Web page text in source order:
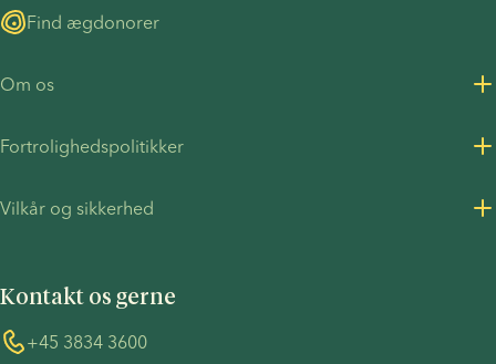
Kontakt os gerne
+45 3834 3600
Find ægdonorer
Om os
Pressemeddelelser
Information vedrørende TP53-sagen
Fortrolighedspolitikker
Vilkår og sikkerhed
COVID-19 forholdsregler
Whistleblower